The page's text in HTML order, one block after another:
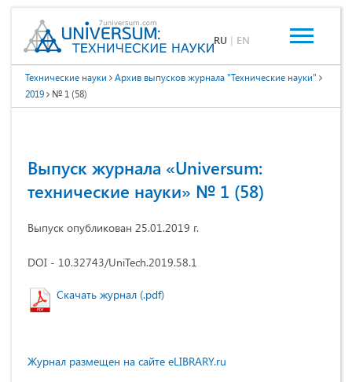
RU | EN
Технические науки
Архив выпусков журнала "Технические науки"
2019
№ 1 (58)
Выпуск журнала «Universum:
технические науки» № 1 (58)
Выпуск опубликован 25.01.2019 г.
DOI - 10.32743/UniTech.2019.58.1
Скачать журнал (.pdf)
Журнал размещен на сайте eLIBRARY.ru